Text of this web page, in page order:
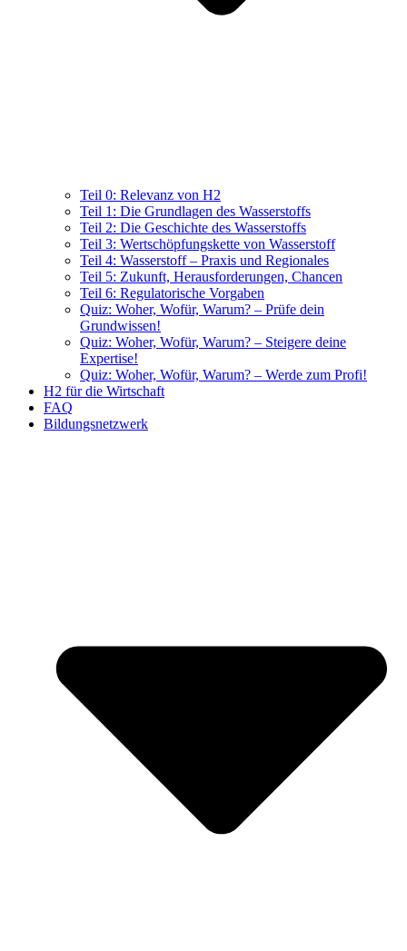
Teil 0: Relevanz von H2
Teil 1: Die Grundlagen des Wasserstoffs
Teil 2: Die Geschichte des Wasserstoffs
Teil 3: Wertschöpfungskette von Wasserstoff
Teil 4: Wasserstoff – Praxis und Regionales
Teil 5: Zukunft, Herausforderungen, Chancen
Teil 6: Regulatorische Vorgaben
Quiz: Woher, Wofür, Warum? – Prüfe dein
Grundwissen!
Quiz: Woher, Wofür, Warum? – Steigere deine
Expertise!
Quiz: Woher, Wofür, Warum? – Werde zum Profi!
H2 für die Wirtschaft
FAQ
Bildungsnetzwerk